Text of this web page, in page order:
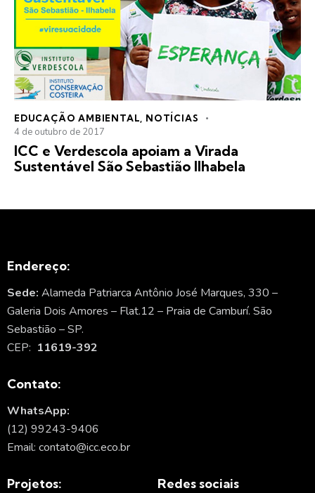
EDUCAÇÃO AMBIENTAL NOTÍCIAS
4 de outubro de 2017
ICC e Verdescola apoiam a Virada
Sustentável São Sebastião Ilhabela
Endereço:
Sede: Alameda Patriarca Antônio José Marques, 330 –
Galeria Dois Amores – Flat.12 – Praia de Camburí. São
Sebastião – SP.
CEP: 11619-392
Contato:
WhatsApp:
(12) 99243-9406
Email: contato@icc.eco.br
Projetos: Redes sociais